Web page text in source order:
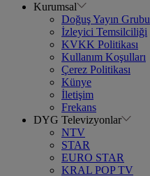
Kurumsal
Doğuş Yayın Grubu
İzleyici Temsilciliği
KVKK Politikası
Kullanım Koşulları
Çerez Politikası
Künye
İletişim
Frekans
DYG Televizyonlar
NTV
STAR
EURO STAR
KRAL POP TV